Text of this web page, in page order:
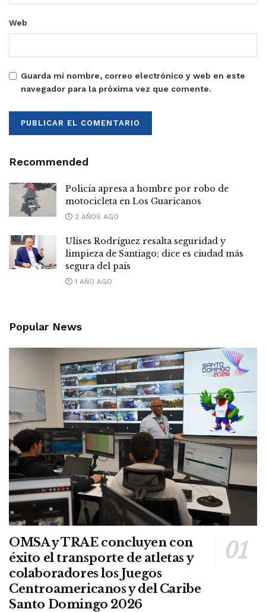
Web
Guarda mi nombre, correo electrónico y web en este
navegador para la próxima vez que comente.
Recommended
Policía apresa a hombre por robo de
motocicleta en Los Guaricanos
2 AÑOS AGO
Ulises Rodríguez resalta seguridad y
limpieza de Santiago; dice es ciudad más
segura del país
1 AÑO AGO
Popular News
OMSA y TRAE concluyen con
éxito el transporte de atletas y
colaboradores los Juegos
Centroamericanos y del Caribe
Santo Domingo 2026